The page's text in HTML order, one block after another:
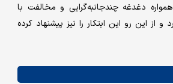
دغدغه چندجانبه‌گرایی و مخالفت با
از این رو این ابتکار را نیز پیشنهاد کرده